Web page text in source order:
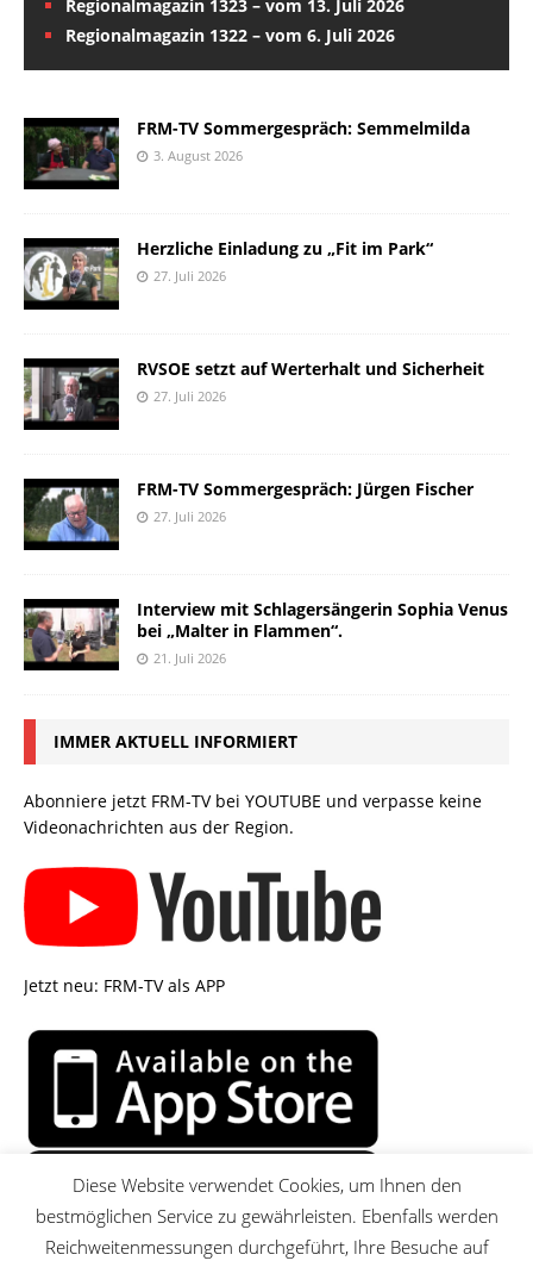
Regionalmagazin 1323 – vom 13. Juli 2026
Regionalmagazin 1322 – vom 6. Juli 2026
FRM-TV Sommergespräch: Semmelmilda
3. August 2026
Herzliche Einladung zu „Fit im Park“
27. Juli 2026
RVSOE setzt auf Werterhalt und Sicherheit
27. Juli 2026
FRM-TV Sommergespräch: Jürgen Fischer
27. Juli 2026
Interview mit Schlagersängerin Sophia Venus
bei „Malter in Flammen“.
21. Juli 2026
IMMER AKTUELL INFORMIERT
Abonniere jetzt FRM-TV bei YOUTUBE und verpasse keine
Videonachrichten aus der Region.
Jetzt neu: FRM-TV als APP
Diese Website verwendet Cookies, um Ihnen den
bestmöglichen Service zu gewährleisten. Ebenfalls werden
Reichweitenmessungen durchgeführt, Ihre Besuche auf